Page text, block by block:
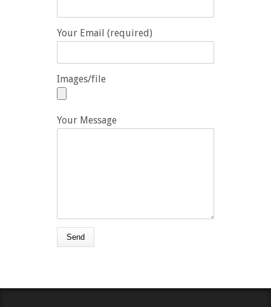
Your Email (required)
Images/file
Your Message